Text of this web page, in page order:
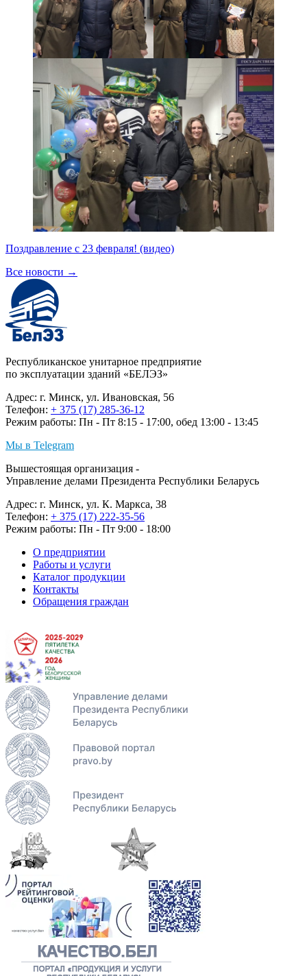
Поздравление с 23 февраля! (видео)
Все новости →
Республиканское унитарное предприятие
по эксплуатации зданий «БЕЛЭЗ»
Адрес: г. Минск, ул. Ивановская, 56
Телефон: + 375 (17) 285-36-12
Режим работы: Пн - Пт 8:15 - 17:00, обед 13:00 - 13:45
Мы в Telegram
Вышестоящая организация -
Управление делами Президента Республики Беларусь
Адрес: г. Минск, ул. К. Маркса, 38
Телефон: + 375 (17) 222-35-56
Режим работы: Пн - Пт 9:00 - 18:00
О предприятии
Работы и услуги
Каталог продукции
Контакты
Обращения граждан